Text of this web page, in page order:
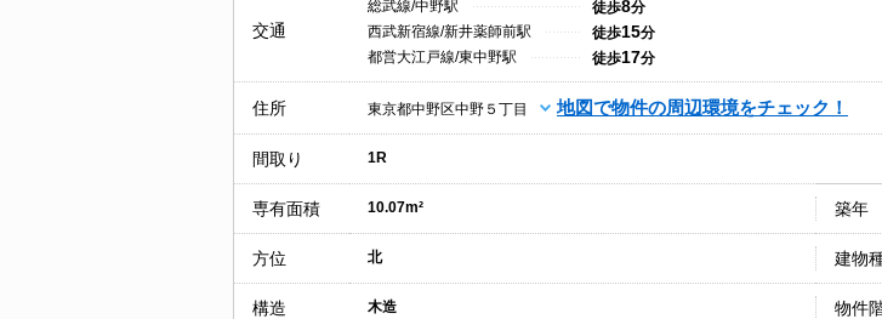
交通
総武線/中野駅 徒歩8分
西武新宿線/新井薬師前駅
徒歩15分
都営大江戸線/東中野駅
徒歩17分
住所 東京都中野区中野５丁目 地図で物件の周辺環境をチェック！
間取り 1R
専有面積 10.07m² 築年
方位 北 建物
構造 木造 物件